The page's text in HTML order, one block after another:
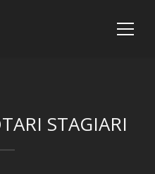
STAGIARI